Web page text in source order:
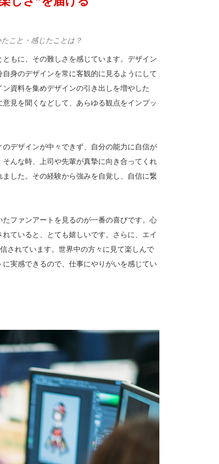
こと・感じたことは？
もに、その難しさを感じています。デザイン
身のデザインを常に客観的に見るようにして
資料を集めデザインの引き出しを増やした
見を聞くなどして、あらゆる観点をインプッ
デザインが中々できず、自分の能力に自信が
んな時、上司や先輩が真摯に向き合ってくれ
した。その経験から強みを自覚し、自信に繋
ファンアートを見るのが一番の喜びです。心
ていると、とても嬉しいです。さらに、エイ
されています。世界中の方々に見て楽しんで
実感できるので、仕事にやりがいを感じてい